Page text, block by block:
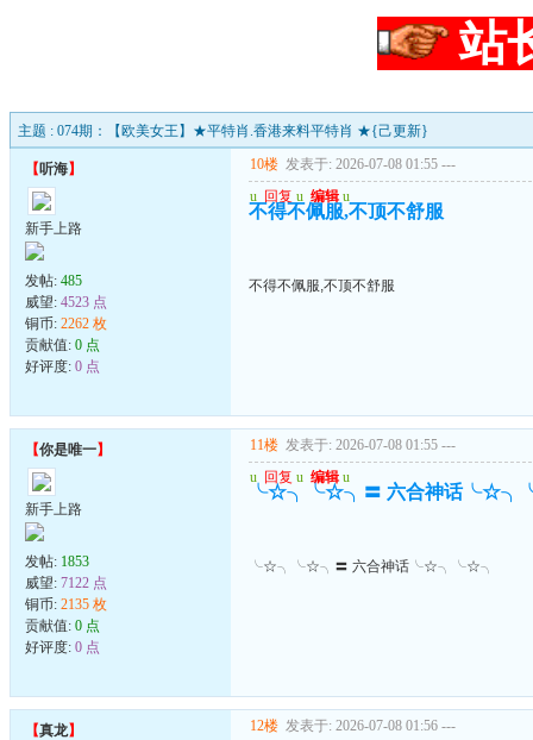
站
主题 : 074期：【欧美女王】★平特肖.香港来料平特肖 ★{己更新}
【听海】
新手上路
发帖: 485
威望: 4523 点
铜币: 2262 枚
贡献值: 0 点
好评度: 0 点
10楼 发表于: 2026-07-08 01:55 ---
u 回复 u 编辑 u
不得不佩服,不顶不舒服
不得不佩服,不顶不舒服
【你是唯一】
新手上路
发帖: 1853
威望: 7122 点
铜币: 2135 枚
贡献值: 0 点
好评度: 0 点
11楼 发表于: 2026-07-08 01:55 ---
u 回复 u 编辑 u
╰☆╮╰☆╮〓 六合神话
╰☆╮╰☆╮〓 六合神话╰☆╮╰☆╮
【真龙】 12楼 发表于: 2026-07-08 01:56 ---